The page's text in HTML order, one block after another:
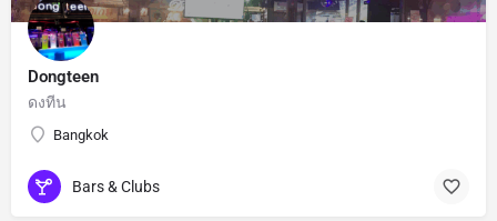
Dongteen
ดงทีน
Bangkok
Bars & Clubs